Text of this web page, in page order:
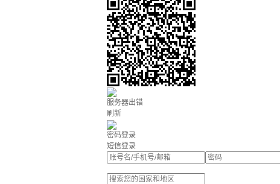
服务器出错
刷新
密码登录
短信登录